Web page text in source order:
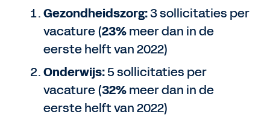
Gezondheidszorg:3 sollicitaties per
vacature (23%meer dan in de
eerste helft van 2022)
Onderwijs:5 sollicitaties per
vacature (32%meer dan in de
eerste helft van 2022)